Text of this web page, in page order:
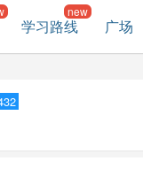
学习路线 广场